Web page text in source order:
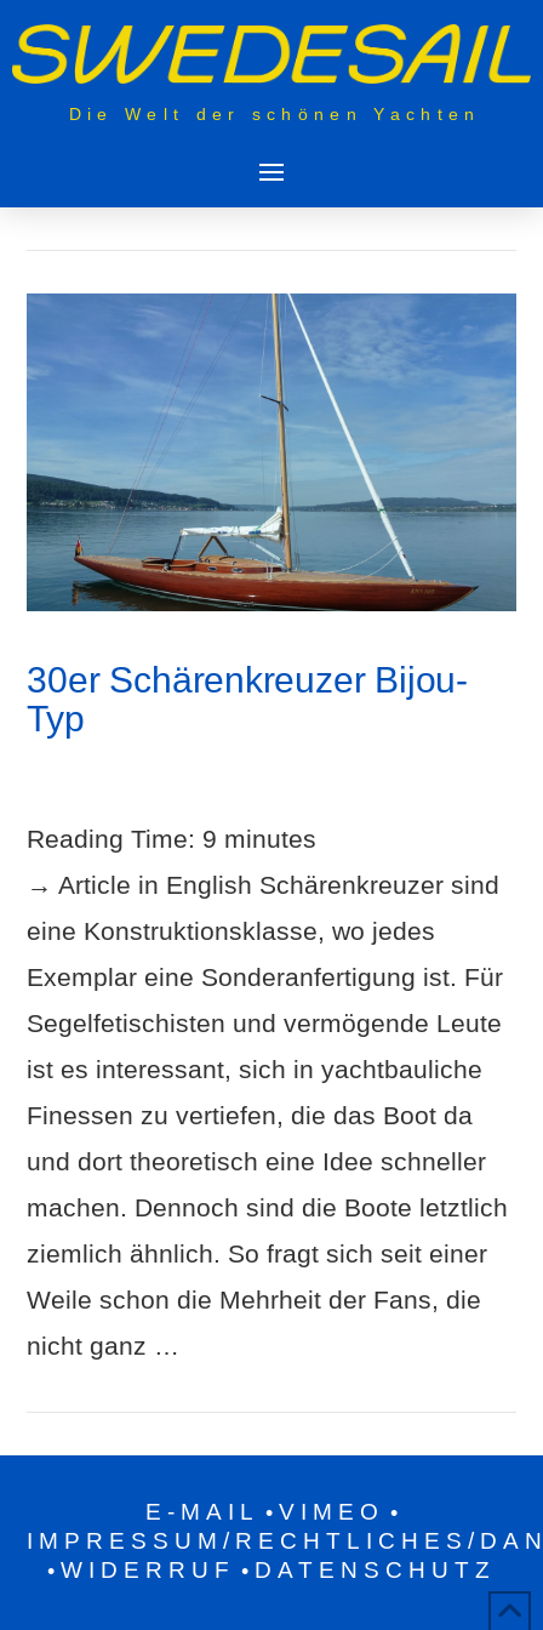
Die Welt der schönen Yachten
VIEW POST
30er Schärenkreuzer Bijou-
Typ
Reading Time: 9 minutes
→ Article in English Schärenkreuzer sind
eine Konstruktionsklasse, wo jedes
Exemplar eine Sonderanfertigung ist. Für
Segelfetischisten und vermögende Leute
ist es interessant, sich in yachtbauliche
Finessen zu vertiefen, die das Boot da
und dort theoretisch eine Idee schneller
machen. Dennoch sind die Boote letztlich
ziemlich ähnlich. So fragt sich seit einer
Weile schon die Mehrheit der Fans, die
nicht ganz …
E-MAIL • VIMEO •
IMPRESSUM/RECHTLICHES/
• WIDERRUF • DATENSCHUTZ